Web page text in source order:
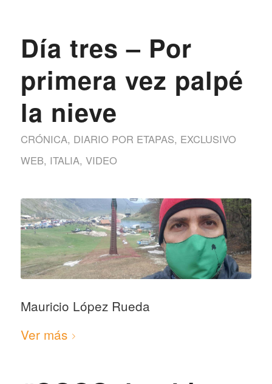
Día tres – Por
primera vez palpé
la nieve
CRÓNICA, DIARIO POR ETAPAS, EXCLUSIVO
WEB, ITALIA, VIDEO
Mauricio López Rueda
Ver más